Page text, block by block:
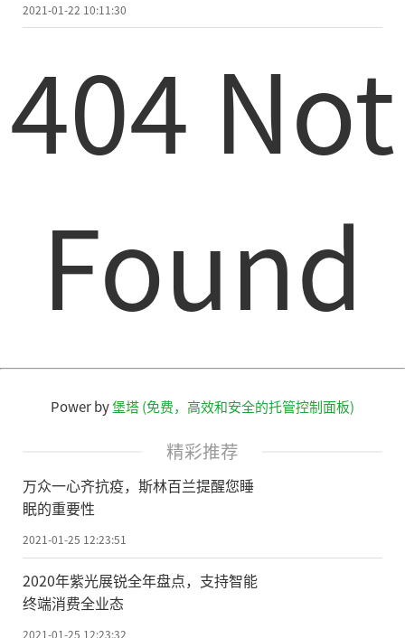
掘一批在行业内具有一定前瞻性和创新性的
新”双驱动“赋能”企业发展。
此次发布的产品，让人印象深刻：AI视
频面试工具“魔镜”，可基本代替人力完成
务平台，蓝领岗位匹配成功率超过80%，能
够实现快速上岗、即招即用;采用“网店”模
式开发的 “人事通”，让基础人事服务变得
更加便捷高效……中小企业正在逐步了解和
“压轴发布”的是一款集政府公共服务
和市场化服务为一体的跨境咨询服务平台，
被形象地称为海外人才“114”。通过政府购
买服务的方式，上海杨浦借助专业第三方力
量打造了这一平台，服务内容覆盖“前
“小到家政服务、语言培训，大到创业
指导、证照办理，凡是海外人才可能涉及的
业务和生活需求，我们都通过平台为他指
2021-01-22 10:11:30
404 Not
Found
Power by堡塔 (免费，高效和安全的托管控制面板)
精彩推荐
万众一心齐抗疫，斯林百兰提醒您睡
眠的重要性
2021-01-25 12:23:51
2020年紫光展锐全年盘点，支持智能
终端消费全业态
2021-01-25 12:23:32